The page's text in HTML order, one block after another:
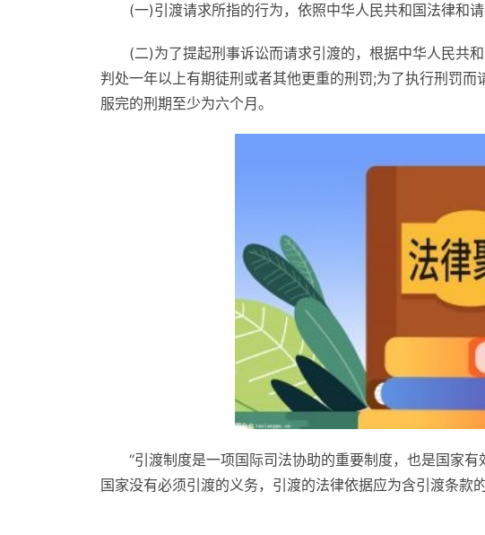
(一)引渡请求所指的行为，依照中华人民共和国法律和
(二)为了提起刑事诉讼而请求引渡的，根据中华人民共
判处一年以上有期徒刑或者其他更重的刑罚;为了执行刑罚
服完的刑期至少为六个月。
“引渡制度是一项国际司法协助的重要制度，也是国家
国家没有必须引渡的义务，引渡的法律依据应为含引渡条款